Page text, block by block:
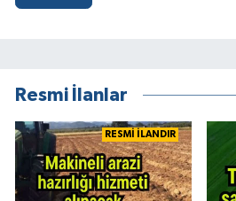
Resmi İlanlar
RESMİ İLANDIR